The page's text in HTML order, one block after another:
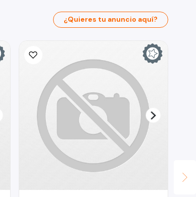
¿Quieres tu anuncio aquí?